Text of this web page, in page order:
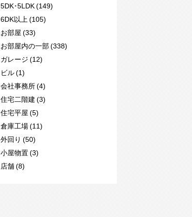
5DK･5LDK (149)
6DK以上 (105)
お部屋 (33)
お部屋内の一部 (338)
ガレージ (12)
ビル (1)
会社事務所 (4)
住宅二階建 (3)
住宅平屋 (5)
倉庫工場 (11)
外回り (50)
小屋物置 (3)
店舗 (8)